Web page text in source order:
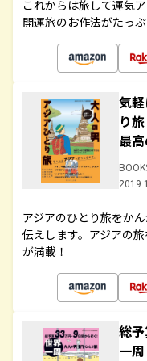
これからは旅して運気
開運旅のお作法がたっ
気
り
最
アジアのひとり旅をか
伝えします。アジアの
が満載！
総
一